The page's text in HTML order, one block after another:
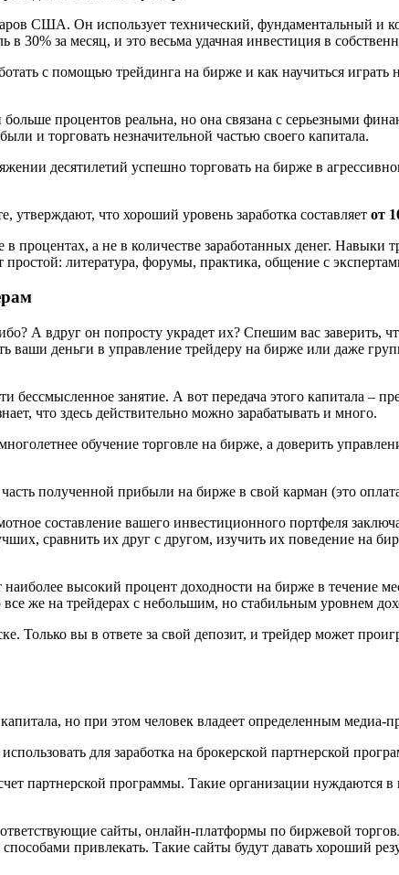
США. Он использует технический, фундаментальный и
30% за месяц, и это весьма удачная инвестиция в
с помощью трейдинга на бирже и как научиться
больше процентов реальна, но она связана с серьезными
и торговать незначительной частью своего капитала.
десятилетий успешно торговать на бирже в
утверждают, что хороший уровень заработка составляет от
а не в количестве заработанных денег. Навыки
литература, форумы, практика, общение с
А вдруг он попросту украдет их? Спешим вас заверить,
ваши деньги в управление трейдеру на бирже или даже
занятие. А вот передача этого капитала –
что здесь действительно можно зарабатывать и много.
обучение торговле на бирже, а доверить
полученной прибыли на бирже в свой карман (это
составление вашего инвестиционного портфеля
сравнить их друг с другом, изучить их поведение на
высокий процент доходности на бирже в течение
же на трейдерах с небольшим, но стабильным уровнем
Только вы в ответе за свой депозит, и трейдер может
но при этом человек владеет определенным медиа-
для заработка на брокерской партнерской
партнерской программы. Такие организации нуждаются в
сайты, онлайн-платформы по биржевой
привлекать. Такие сайты будут давать хороший